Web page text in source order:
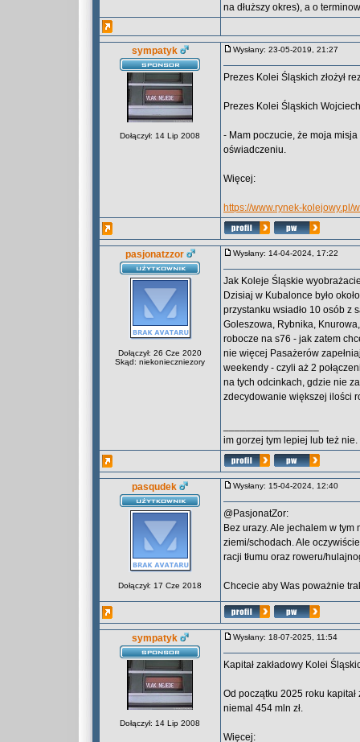
na dłuższy okres), a o
sympatyk
Dołączył: 14 Lip 2008
Wysłany: 23-05-2019, 21:27
Prezes Kolei Śląskich złożył
Prezes Kolei Śląskich
- Mam poczucie, że moja
oświadczeniu.
Więcej:
https://www.rynek-
pasjonatzzor
Dołączył: 26 Cze 2020
Skąd: niekonieczniezory
Wysłany: 14-04-2024, 17:22
Jak Koleje Śląskie
Dzisiaj w Kubalonce było
przystanku wsiadło 10 osób z
Goleszowa, Rybnika,
robocze na s76 - jak zatem
nie więcej Pasażerów
weekendy - czyli aż 2
na tych odcinkach, gdzie nie
zdecydowanie większej ilości
im gorzej tym lepiej lub też nie.
pasqudek
Dołączył: 17 Cze 2018
Wysłany: 15-04-2024, 12:40
@PasjonatZor:
Bez urazy. Ale jechalem w
ziemi/schodach. Ale
racji tłumu oraz roweru/
Chcecie aby Was poważnie
sympatyk
Dołączył: 14 Lip 2008
Wysłany: 18-07-2025, 11:54
Kapitał zakładowy Kolei
Od początku 2025 roku
niemal 454 mln zł.
Więcej: